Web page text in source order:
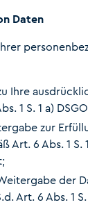
Daten
Ihre
1 S. 1 a)
zur
Art. 6 Abs. 1 S.
der
Art. 6 Abs. 1